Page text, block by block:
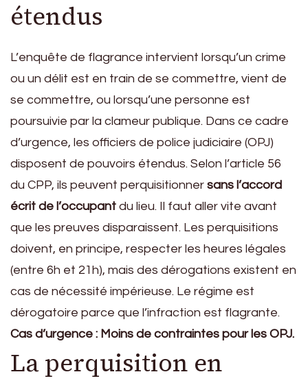
étendus
L’enquête de flagrance intervient lorsqu’un crime
ou un délit est en train de se commettre, vient de
se commettre, ou lorsqu’une personne est
poursuivie par la clameur publique. Dans ce cadre
d’urgence, les officiers de police judiciaire (OPJ)
disposent de pouvoirs étendus. Selon l’article 56
du CPP, ils peuvent perquisitionner sans l’accord
écrit de l’occupant du lieu. Il faut aller vite avant
que les preuves disparaissent. Les perquisitions
doivent, en principe, respecter les heures légales
(entre 6h et 21h), mais des dérogations existent en
cas de nécessité impérieuse. Le régime est
dérogatoire parce que l’infraction est flagrante.
Cas d’urgence : Moins de contraintes pour les OPJ.
La perquisition en